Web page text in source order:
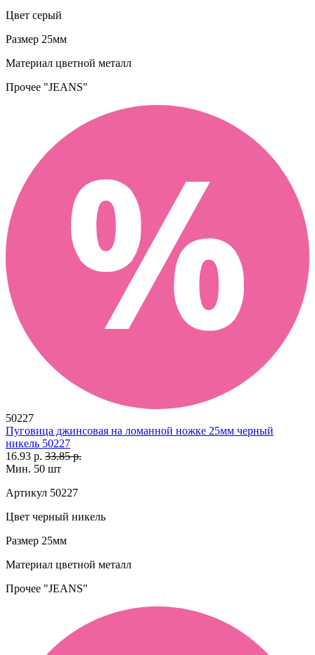
Цвет серый
Размер 25мм
Материал цветной металл
Прочее "JEANS"
50227
Пуговица джинсовая на ломанной ножке 25мм черный
никель 50227
16.93 р. 33.85 р.
Мин. 50 шт
Артикул 50227
Цвет черный никель
Размер 25мм
Материал цветной металл
Прочее "JEANS"